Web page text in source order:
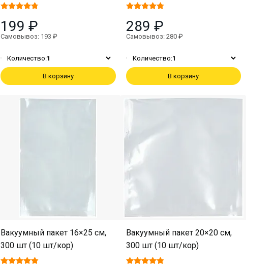
199 ₽
Самовывоз: 193 ₽
Количество:1
В корзину
289 ₽
Самовывоз: 280 ₽
Количество:1
В корзину
Вакуумный пакет 16×25 см,
300 шт (10 шт/кор)
Вакуумный пакет 20×20 см,
300 шт (10 шт/кор)